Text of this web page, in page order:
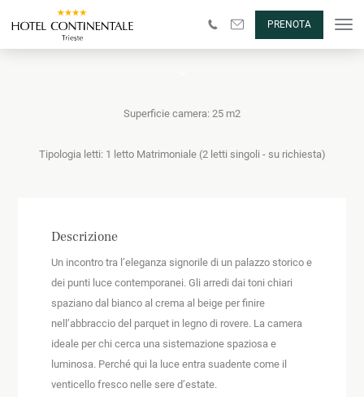
PRENOTA
Camera Superior
Superficie camera: 25 m2
Tipologia letti: 1 letto Matrimoniale (2 letti singoli - su richiesta)
Descrizione
Un incontro tra l’eleganza signorile di un palazzo storico e
dei punti luce contemporanei. Gli arredi dai toni chiari
spaziano dal bianco al crema al beige per finire
nell’abbraccio del parquet in legno di rovere. La camera
ideale per chi cerca una sistemazione spaziosa e
luminosa. Perché qui la luce entra suadente come il
venticello fresco nelle sere d’estate.